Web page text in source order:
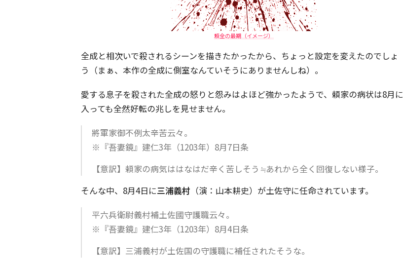
頼全の最期（イメージ）
全成と相次いで殺されるシーンを描きたかったから、ちょっと設定を変えたのでしょ
う（まぁ、本作の全成に側室なんていそうにありませんしね）。
愛する息子を殺された全成の怒りと怨みはよほど強かったようで、頼家の病状は8月に
入っても全然好転の兆しを見せません。
將軍家御不例太辛苦云々。
※『吾妻鏡』建仁3年（1203年）8月7日条
【意訳】頼家の病気ははなはだ辛く苦しそう≒あれから全く回復しない様子。
そんな中、8月4日に三浦義村 （演：山本耕史）が土佐守に任命されています。
平六兵衛尉義村補土佐國守護職云々。
※『吾妻鏡』建仁3年（1203年）8月4日条
【意訳】三浦義村が土佐国の守護職に補任されたそうな。